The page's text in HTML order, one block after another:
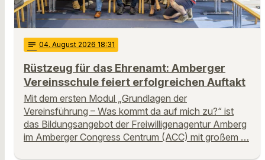
notes 04. August 2026 18:31
Rüstzeug für das Ehrenamt: Amberger
Vereinsschule feiert erfolgreichen Auftakt
Mit dem ersten Modul „Grundlagen der
Vereinsführung – Was kommt da auf mich zu?“ ist
das Bildungsangebot der Freiwilligenagentur Amberg
im Amberger Congress Centrum (ACC) mit großem …